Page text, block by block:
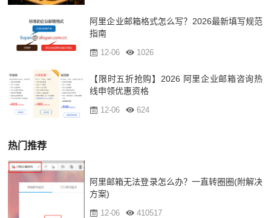
阿里企业邮箱格式怎么写？2026最新填写规范
指南
12-06 1026
【限时五折抢购】2026 阿里企业邮箱咨询热
线申领优惠资格
12-06 624
热门推荐
阿里邮箱无法登录怎么办？一直转圈圈(附解决
方案)
12-06 410517